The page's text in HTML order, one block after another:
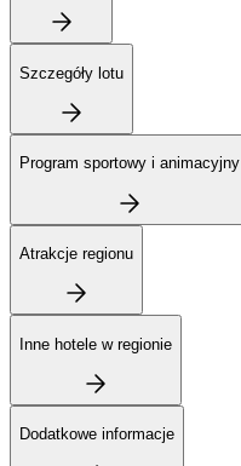
Szczegóły lotu
Program sportowy i animacyjny
Atrakcje regionu
Inne hotele w regionie
Dodatkowe informacje